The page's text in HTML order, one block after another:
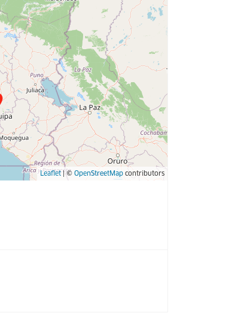
Leaflet | © OpenStreetMap contributors